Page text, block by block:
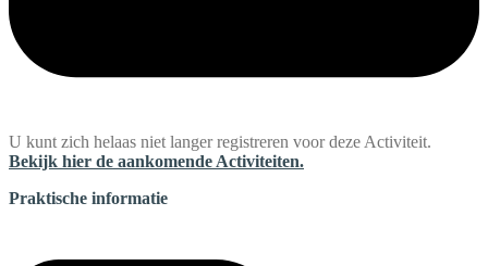
U kunt zich helaas niet langer registreren voor deze Activiteit.
Bekijk hier de aankomende Activiteiten.
Praktische informatie